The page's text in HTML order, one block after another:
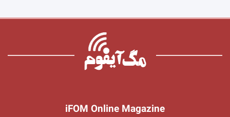
iFOM Online Magazine